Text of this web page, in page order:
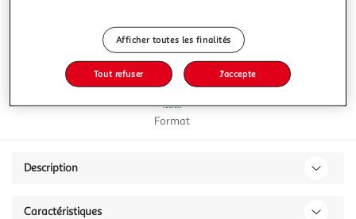
Format
Description
Caractéristiques
Afficher toutes les finalités
Tout refuser J'accepte